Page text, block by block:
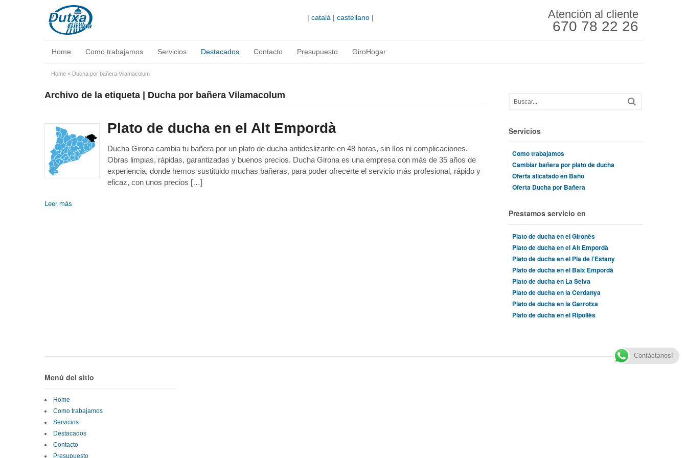
|català |castellano | Atención al cliente
670 78 22 26
Home Como trabajamos Servicios Destacados Contacto Presupuesto GiroHogar
Home » Ducha por bañera Vilamacolum
Archivo de la etiqueta | Ducha por bañera Vilamacolum
Plato de ducha en el Alt Empordà
Ducha Girona cambia tu bañera por un plato de ducha antideslizante en 48 horas, sin líos ni complicaciones.
Obras limpias, rápidas, garantizadas y buenos precios. Ducha Girona es una empresa con más de 35 años de
experiencia, donde hemos sustituido muchas bañeras, para poder ofrecerte el servicio más profesional, rápido y
eficaz, con unos precios […]
Leer más
Servicios
Como trabajamos
Cambiar bañera por plato de ducha
Oferta alicatado en Baño
Oferta Ducha por Bañera
Prestamos servicio en
Plato de ducha en el Gironès
Plato de ducha en el Alt Empordà
Plato de ducha en el Pla de l’Estany
Plato de ducha en el Baix Empordà
Plato de ducha en La Selva
Plato de ducha en la Cerdanya
Plato de ducha en la Garrotxa
Plato de ducha en el Ripollès
Menú del sitio
Home
Como trabajamos
Servicios
Destacados
Contacto
Presupuesto
Contáctanos!